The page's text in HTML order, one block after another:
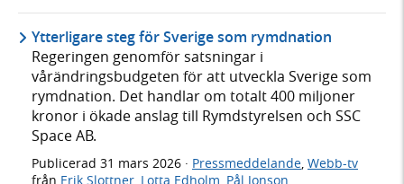
Ytterligare steg för Sverige som rymdnation
Regeringen genomför satsningar i
vårändringsbudgeten för att utveckla Sverige som
rymdnation. Det handlar om totalt 400 miljoner
kronor i ökade anslag till Rymdstyrelsen och SSC
Space AB.
Publicerad 31 mars 2026 · Pressmeddelande, Webb-tv
från Erik Slottner Lotta Edholm Pål Jonson